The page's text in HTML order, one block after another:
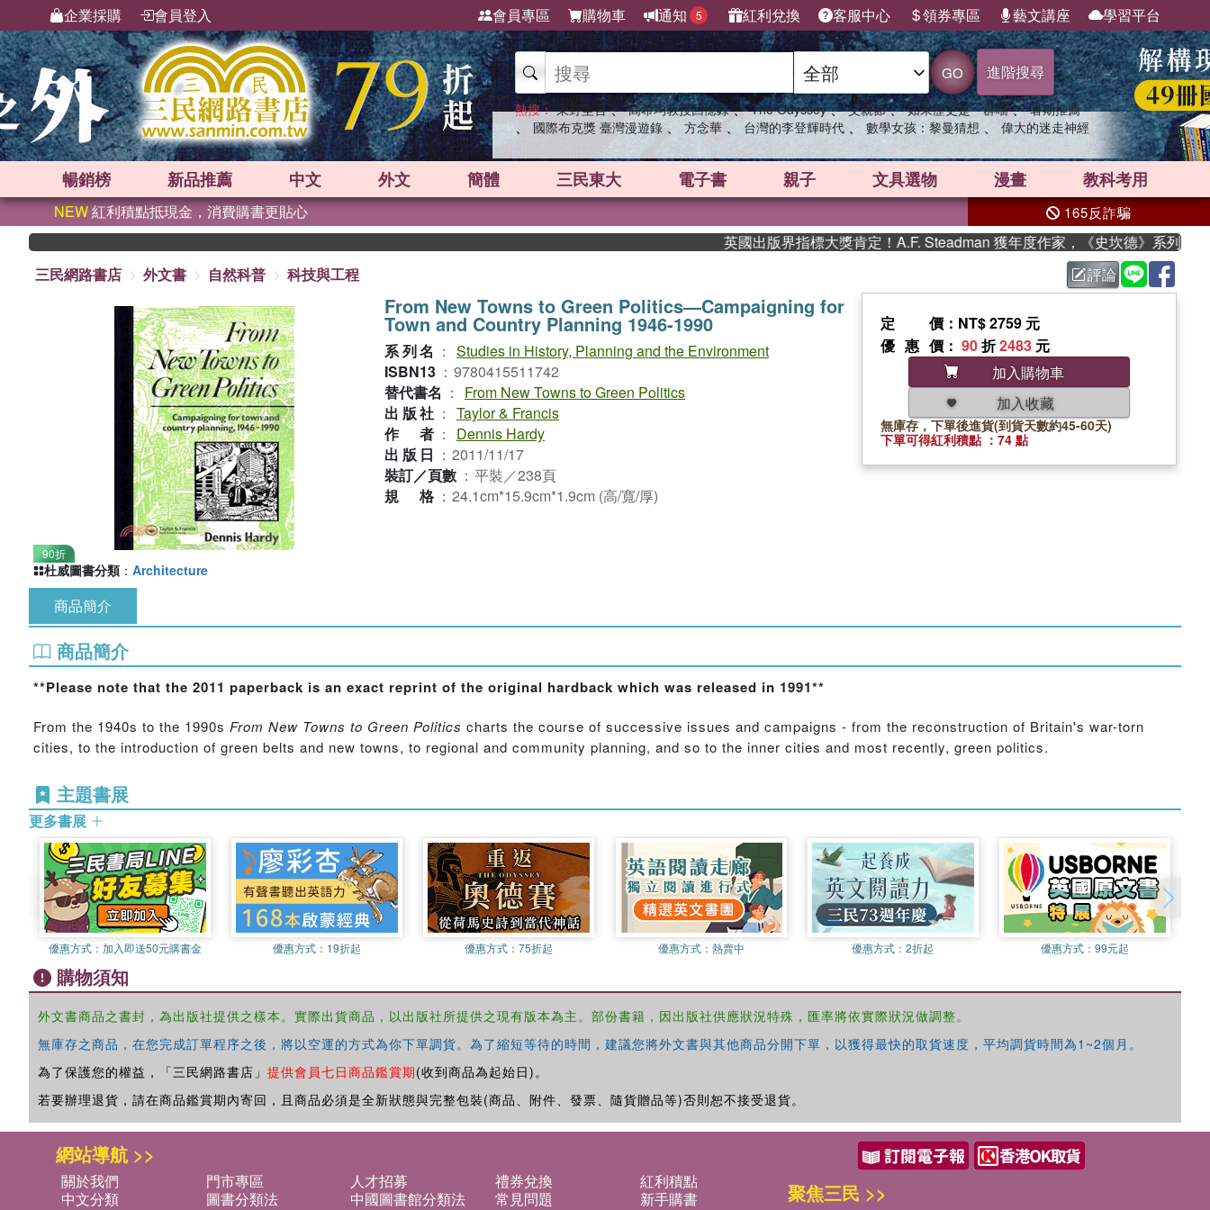
企業採購 會員登入 會員專區 購物車 通知 5 紅利兌換 客服中心 領券專區 藝文講座 學習平台
GO 進階搜尋
熱搜： 東野圭吾 、 高希均教授回憶錄 、 The Odyssey 、 父親節 、 如果歷史是一群喵 、 暑期推薦
、 國際布克獎 臺灣漫遊錄 、 方念華 、 台灣的李登輝時代 、 數學女孩：黎曼猜想 、 偉大的迷走神經
暢銷榜 新品推薦 中文 外文 簡體 三民東大 電子書 親子 文具選物 漫畫 教科考用
NEW紅利積點抵現金，消費購書更貼心 165反詐騙
英國出版界指標大獎肯定！A.F. Steadman 獲年度作家，《史坎德》系列帶你踏
三民網路書店
外文書 自然科普 科技與工程 評論
90折
From New Towns to Green Politics—Campaigning for
Town and Country Planning 1946-1990
系列名 ： Studies in History, Planning and the Environment
ISBN13 ： 9780415511742
替代書名 ：
From New Towns to Green Politics
出版社 ： Taylor & Francis
作者 ：
Dennis Hardy
出版日 ： 2011/11/17
裝訂／頁數 ： 平裝／238頁
規格 ： 24.1cm*15.9cm*1.9cm (高/寬/厚)
定價 ：NT$ 2759 元
優惠價 ： 90折2483 元
加入購物車
加入收藏
無庫存，下單後進貨(到貨天數約45-60天)
下單可得紅利積點 ：74 點
杜威圖書分類 ： Architecture
商品簡介
商品簡介
**Please note that the 2011 paperback is an exact reprint of the original hardback which was released in 1991**
From the 1940s to the 1990s From New Towns to Green Politics charts the course of successive issues and campaigns - from the reconstruction of Britain's war-torn
cities, to the introduction of green belts and new towns, to regional and community planning, and so to the inner cities and most recently, green politics.
主題書展
更多書展
優惠方式： 加入即送50元購書金 優惠方式： 19折起 優惠方式：75折起 優惠方式： 熱賣中 優惠方式：2折起 優惠方式：99元起
購物須知
外文書商品之書封，為出版社提供之樣本。實際出貨商品，以出版社所提供之現有版本為主。部份書籍，因出版社供應狀況特殊，匯率將依實際狀況做調整。
無庫存之商品，在您完成訂單程序之後，將以空運的方式為你下單調貨。為了縮短等待的時間，建議您將外文書與其他商品分開下單，以獲得最快的取貨速度，平均調貨時間為1~2個月。
為了保護您的權益，「三民網路書店」 提供會員七日商品鑑賞期(收到商品為起始日)。
若要辦理退貨，請在商品鑑賞期內寄回，且商品必須是全新狀態與完整包裝(商品、附件、發票、隨貨贈品等)否則恕不接受退貨。
網站導航 >>
關於我們 門市專區 人才招募 禮券兌換
紅利積點
中文分類
圖書分類法 中國圖書館分類法 常見問題
新手購書
聚焦三民 >>